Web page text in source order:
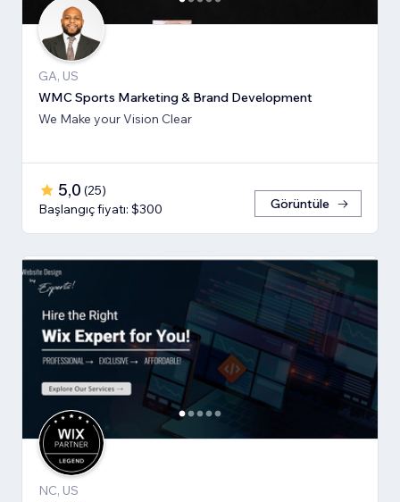
GA, US
WMC Sports Marketing & Brand Development
We Make your Vision Clear
5,0 (25)
Başlangıç fiyatı: $300
Görüntüle
NC, US